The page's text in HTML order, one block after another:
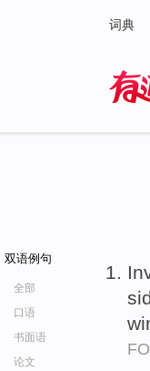
词典
双语例句
全部
口语
书面语
论文